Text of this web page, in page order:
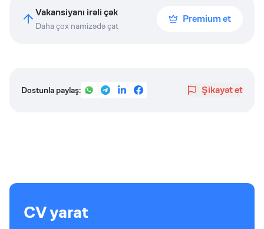
Vakansiyanı irəli çək
Daha çox namizədə çat
Premium et
Dostunla paylaş: Şikayət et
CV yarat